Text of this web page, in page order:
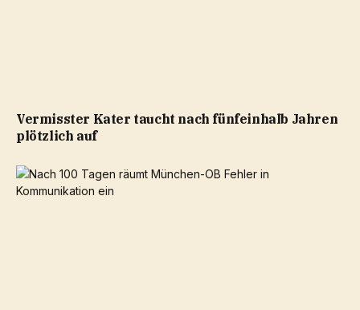
Vermisster Kater taucht nach fünfeinhalb Jahren
plötzlich auf